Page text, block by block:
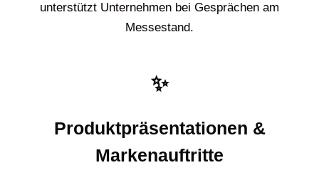
unterstützt Unternehmen bei Gesprächen am
Messestand.
✨
Produktpräsentationen &
Markenauftritte